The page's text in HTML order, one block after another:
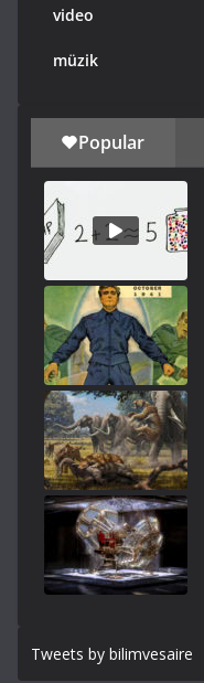
video
müzik
Popular
Tweets by bilimvesaire